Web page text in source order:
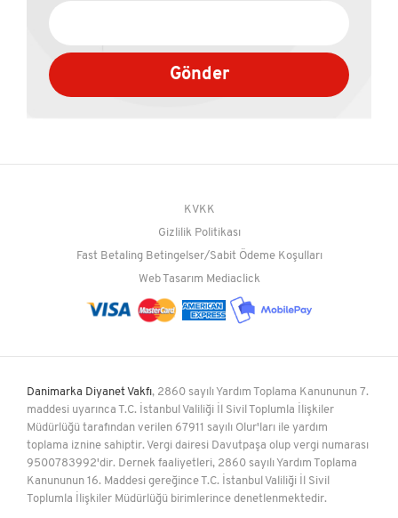
Gönder
KVKK
Gizlilik Politikası
Fast Betaling Betingelser/Sabit Ödeme Koşulları
Web Tasarım Mediaclick
Danimarka Diyanet Vakfı, 2860 sayılı Yardım Toplama Kanununun 7.
maddesi uyarınca T.C. İstanbul Valiliği İl Sivil Toplumla İlişkiler
Müdürlüğü tarafından verilen 67911 sayılı Olur'ları ile yardım
toplama iznine sahiptir. Vergi dairesi Davutpaşa olup vergi numarası
9500783992'dir. Dernek faaliyetleri, 2860 sayılı Yardım Toplama
Kanununun 16. Maddesi gereğince T.C. İstanbul Valiliği İl Sivil
Toplumla İlişkiler Müdürlüğü birimlerince denetlenmektedir.